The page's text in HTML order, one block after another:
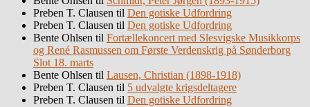
Preben T. Clausen til Den gotiske Udfordring
Preben T. Clausen til Den gotiske Udfordring
Bente Ohlsen til Fortællekoncert med Slesvigske Musikkorps
og René Rasmussen om Første Verdenskrig på Sønderborg
Slot 18. marts
Bente Ohlsen til Lausen, Christian (1898-1918)
Preben T. Clausen til 5 udvalgte krigsdeltagere
Preben T. Clausen til Den gotiske Udfordring